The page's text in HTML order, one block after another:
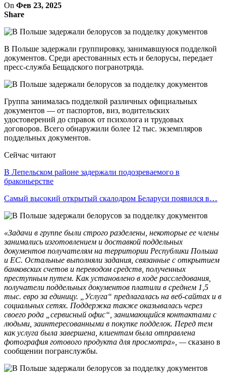
On Фев 23, 2025
Share
В Польше задержали группировку, занимавшуюся подделкой
документов. Среди арестованных есть и белорусы, передает
пресс-служба Бещадского погранотряда.
Группа занималась подделкой различных официальных
документов — от паспортов, виз, водительских
удостоверений до справок от психолога и трудовых
договоров. Всего обнаружили более 12 тыс. экземпляров
поддельных документов.
Сейчас читают
В Лепельском районе задержали подозреваемого в
браконьерстве
Самый высокий открытый скалодром Беларуси появился в…
«Задачи в группе были строго разделены, некоторые ее члены
занимались изготовлением и доставкой поддельных
документов получателям на территории Республики Польша
и ЕС. Остальные выполняли задания, связанные с открытием
банковских счетов и переводом средств, полученных
преступным путем. Как установлено в ходе расследования,
получатели поддельных документов платили в среднем 1,5
тыс. евро за единицу. „Услуга“ предлагалась на веб-сайтах и в
социальных сетях. Поддержка также оказывалась через
своего рода
сервисный офис“, занимающийся контактами с
людьми, заинтересованными в покупке подделок. Перед тем
как услуга была завершена, клиентам была отправлена
фотография готового продукта для просмотра», —сказано в
сообщении погранслужбы.